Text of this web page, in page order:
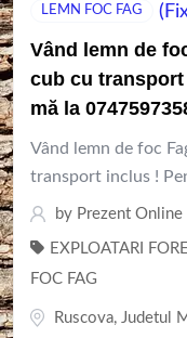
LEMN FOC FAG
Vând lemn de
cub cu
mă la
Vând lemn de foc
transport inclus !
by Prezent Online
EXPLOATARI
FOC FAG
Ruscova, Judetul